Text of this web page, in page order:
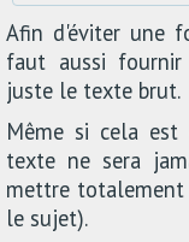
Afin d'éviter une
faut aussi
juste le texte brut.
Même si cela est
texte ne sera
mettre totalement
le sujet).